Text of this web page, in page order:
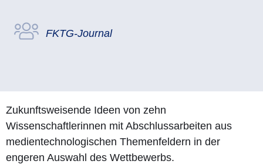
FKTG-Journal
Zukunftsweisende Ideen von zehn
Wissenschaftlerinnen mit Abschlussarbeiten aus
medientechnologischen Themenfeldern in der
engeren Auswahl des Wettbewerbs.